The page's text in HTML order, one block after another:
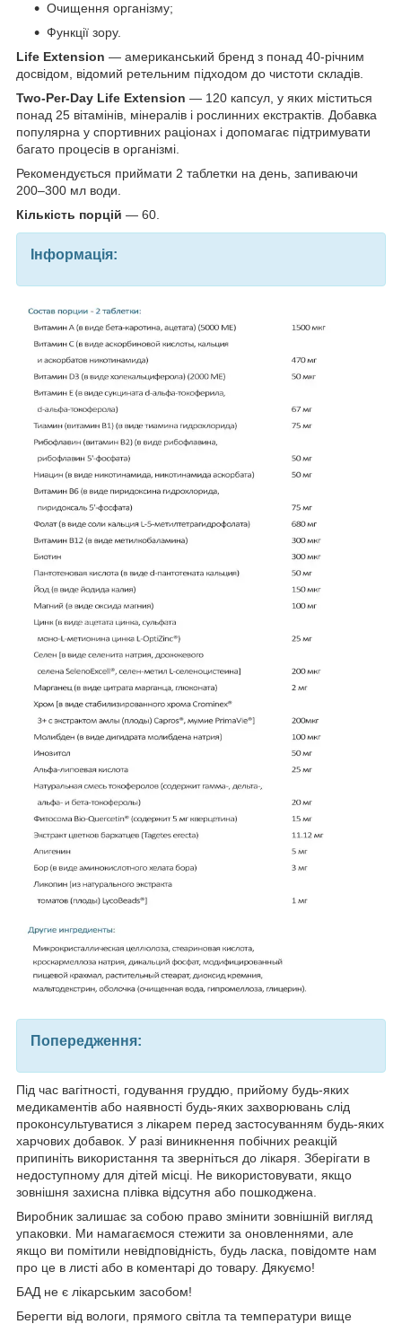
Очищення організму;
Функції зору.
Life Extension — американський бренд з понад 40-річним
досвідом, відомий ретельним підходом до чистоти складів.
Two‑Per‑Day Life Extension — 120 капсул, у яких міститься
понад 25 вітамінів, мінералів і рослинних екстрактів. Добавка
популярна у спортивних раціонах і допомагає підтримувати
багато процесів в організмі.
Рекомендується приймати 2 таблетки на день, запиваючи
200–300 мл води.
Кількість порцій — 60.
Інформація:
Попередження:
Під час вагітності, годування груддю, прийому будь-яких
медикаментів або наявності будь-яких захворювань слід
проконсультуватися з лікарем перед застосуванням будь-яких
харчових добавок. У разі виникнення побічних реакцій
припиніть використання та зверніться до лікаря. Зберігати в
недоступному для дітей місці. Не використовувати, якщо
зовнішня захисна плівка відсутня або пошкоджена.
Виробник залишає за собою право змінити зовнішній вигляд
упаковки. Ми намагаємося стежити за оновленнями, але
якщо ви помітили невідповідність, будь ласка, повідомте нам
про це в листі або в коментарі до товару. Дякуємо!
БАД не є лікарським засобом!
Берегти від вологи, прямого світла та температури вище